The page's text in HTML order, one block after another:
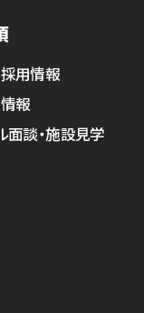
用情報
報
面談・施設見学